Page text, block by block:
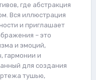
где абстракция
Вся иллюстрация
и приглашает
– это
и эмоций,
гармонии и
для создания
тушью,